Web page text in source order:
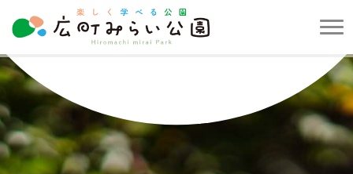
し
く
べ
る
メ
ュ
ー
を
開
閉
す